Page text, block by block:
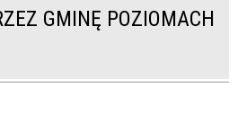
GMINĘ POZIOMACH